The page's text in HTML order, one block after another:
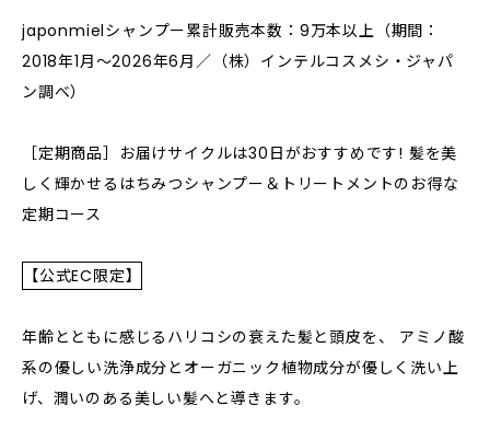
japonmielシャンプー累計販売本数：9万本以上（期間：
2018年1月〜2026年6月／（株）インテルコスメシ・ジャパ
ン調べ）
［定期商品］お届けサイクルは30日がおすすめです! 髪を美
しく輝かせるはちみつシャンプー＆トリートメントのお得な
定期コース
【公式EC限定】
年齢とともに感じるハリコシの衰えた髪と頭皮を、 アミノ酸
系の優しい洗浄成分とオーガニック植物成分が優しく洗い上
げ、潤いのある美しい髪へと導きます。